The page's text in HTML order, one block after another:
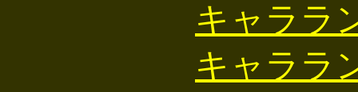
キャララ
キャララ